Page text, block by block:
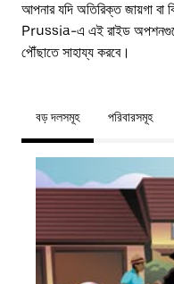
আপনার যদি অতিরিক্ত জায়গা
Prussia-এ এই রাইড
পৌঁছাতে সাহায্য করবে।
বড় দলসমূহ পরিবারসমূহ